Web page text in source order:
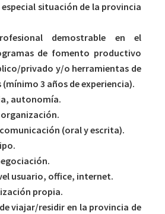
situación de la provincia
demostrable en el
de fomento productivo
privado y/o herramientas de
3 años de experiencia).
autonomía.
(oral y escrita).
usuario, office, internet.
propia.
viajar/residir en la provincia de